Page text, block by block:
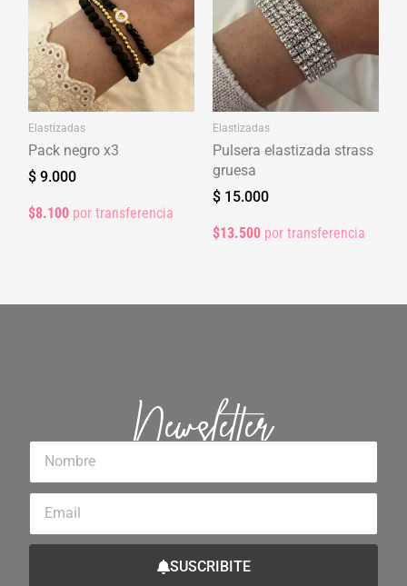
Elastizadas
Pack negro x3
$ 9.000
$8.100 por transferencia
Elastizadas
Pulsera elastizada strass
gruesa
$ 15.000
$13.500 por transferencia
Newsletter
SUSCRIBITE